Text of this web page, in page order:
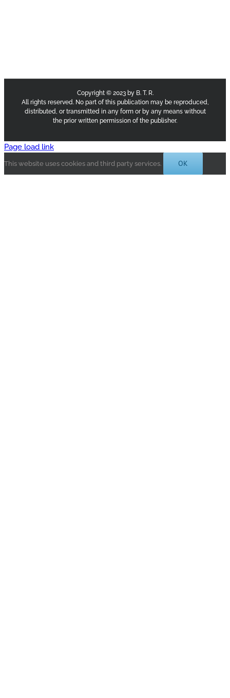
Copyright © 2023 by B. T. R.
All rights reserved. No part of this publication may be reproduced,
distributed, or transmitted in any form or by any means without
the prior written permission of the publisher.
Page load link
This website uses cookies and third party services. OK